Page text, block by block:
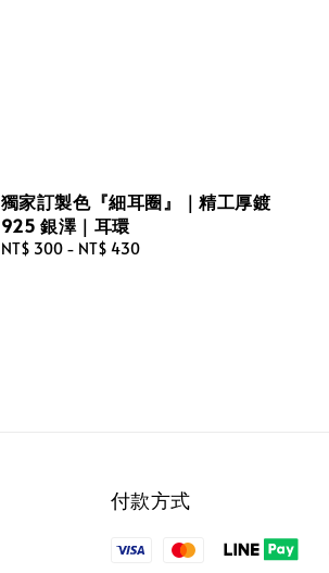
獨家訂製色『細耳圈』｜精工厚鍍
925 銀澤｜耳環
Regular
NT$ 300- NT$ 430
付款方式